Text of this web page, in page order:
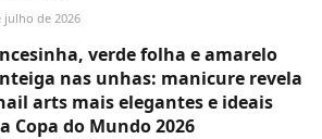
julho de 2026
verde folha e amarelo
nas unhas: manicure revela
arts mais elegantes e ideais
Copa do Mundo 2026